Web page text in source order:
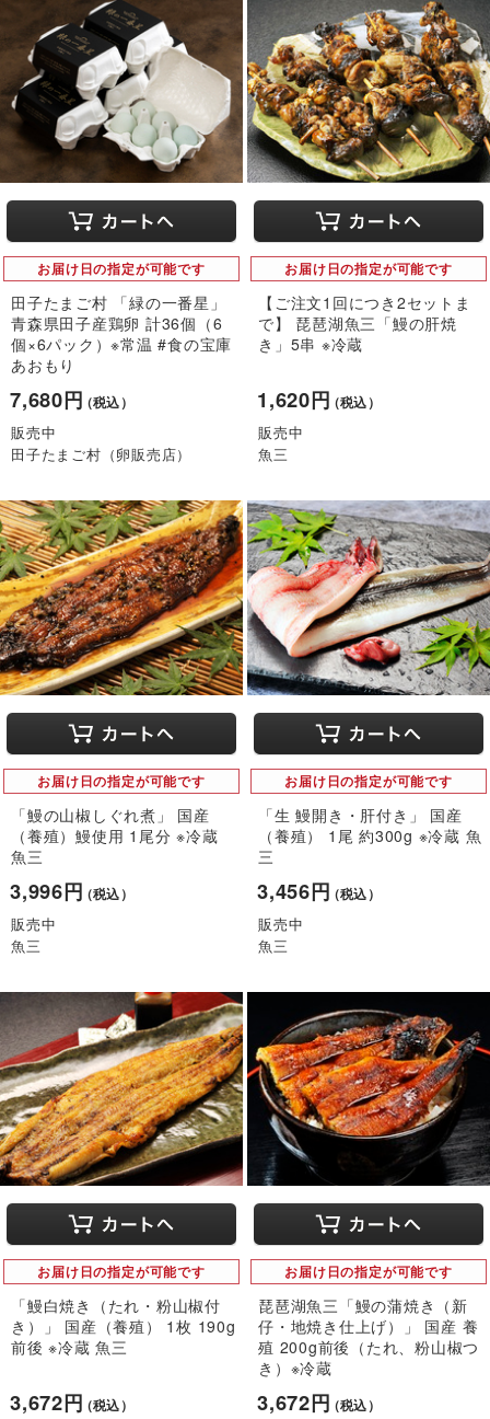
お届け日の指定が可能です
田子たまご村 「緑の一番星」
青森県田子産鶏卵 計36個（6
個×6パック）※常温 #食の宝庫
あおもり
7,680円（税込）
販売中
田子たまご村（卵販売店）
お届け日の指定が可能です
【ご注文1回につき2セットま
で】 琵琶湖魚三「鰻の肝焼
き」5串 ※冷蔵
1,620円（税込）
販売中
魚三
お届け日の指定が可能です
「鰻の山椒しぐれ煮」 国産
（養殖）鰻使用 1尾分 ※冷蔵
魚三
3,996円（税込）
販売中
魚三
お届け日の指定が可能です
「生 鰻開き・肝付き」 国産
（養殖） 1尾 約300g ※冷蔵 魚
三
3,456円（税込）
販売中
魚三
お届け日の指定が可能です
「鰻白焼き（たれ・粉山椒付
き）」 国産（養殖） 1枚 190g
前後 ※冷蔵 魚三
3,672円（税込）
お届け日の指定が可能です
琵琶湖魚三「鰻の蒲焼き（新
仔・地焼き仕上げ）」 国産 養
殖 200g前後（たれ、粉山椒つ
き）※冷蔵
3,672円（税込）